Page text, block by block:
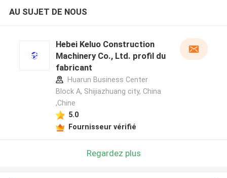
AU SUJET DE NOUS
Hebei Keluo Construction
Machinery Co., Ltd. profil du
fabricant
Huarun Business Center
Block A, Shijiazhuang city, China
,Chine
5.0
Fournisseur vérifié
Regardez plus